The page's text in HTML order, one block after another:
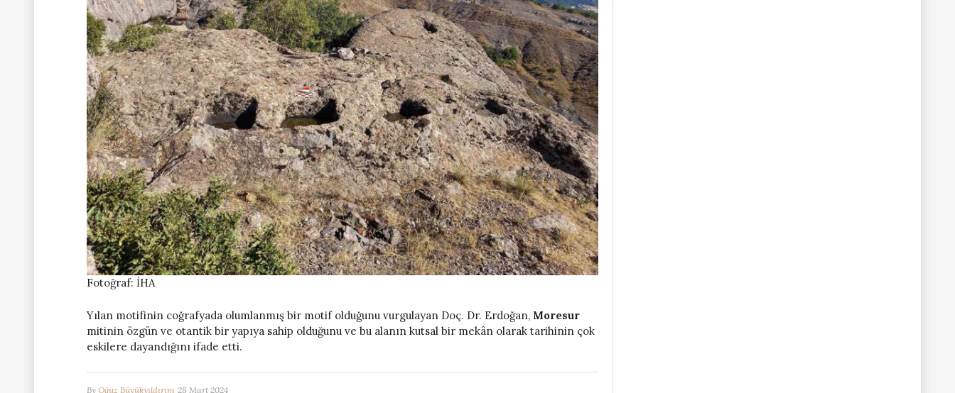
Fotoğraf: İHA
Yılan motifinin coğrafyada olumlanmış bir motif olduğunu vurgulayan Doç. Dr. Erdoğan, Moresur
mitinin özgün ve otantik bir yapıya sahip olduğunu ve bu alanın kutsal bir mekân olarak tarihinin çok
eskilere dayandığını ifade etti.
By Oğuz Büyükyıldırım 28 Mart 2024